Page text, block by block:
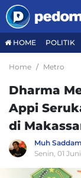
HOME POLITIK
Home Metro
Dharma
Appi
di
Muh Saddam
Senin, 01